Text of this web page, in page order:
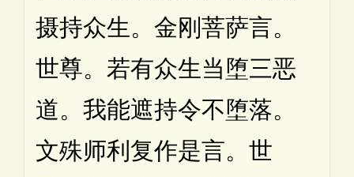
摄持众生。金刚菩萨言。
世尊。若有众生当堕三恶
道。我能遮持令不堕落。
文殊师利复作是言。世